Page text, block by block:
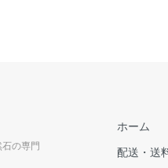
の専門
ホーム
配送・送